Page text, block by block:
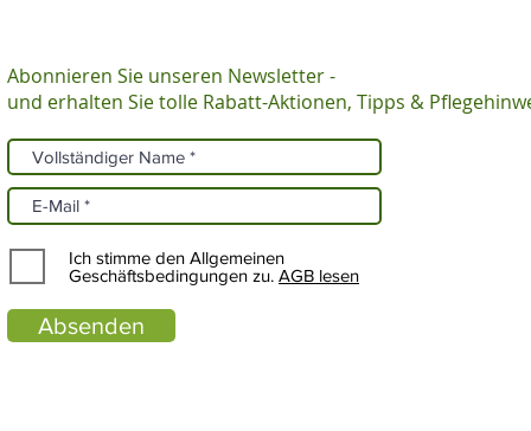
Abonnieren Sie unseren Newsletter -
und erhalten Sie tolle Rabatt-Aktionen, Tipps &
Ich stimme den Allgemeinen
Geschäftsbedingungen zu. AGB lesen
Absenden